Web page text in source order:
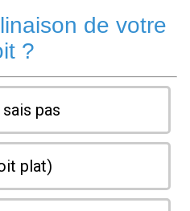
de votre
?
pas
plat)